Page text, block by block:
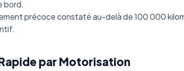
bord.
précoce constaté au-delà de 100 000
par Motorisation